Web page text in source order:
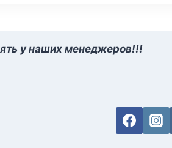
у наших менеджеров!!!